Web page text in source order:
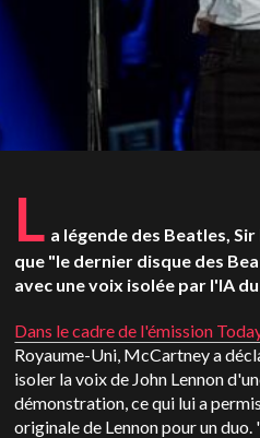
L a légende des Beatles,
que "le dernier disque des
avec une voix isolée par l'IA
Dans le cadre de l'émission
Royaume-Uni, McCartney a
isoler la voix de John Lennon
démonstration, ce qui lui a
originale de Lennon pour un